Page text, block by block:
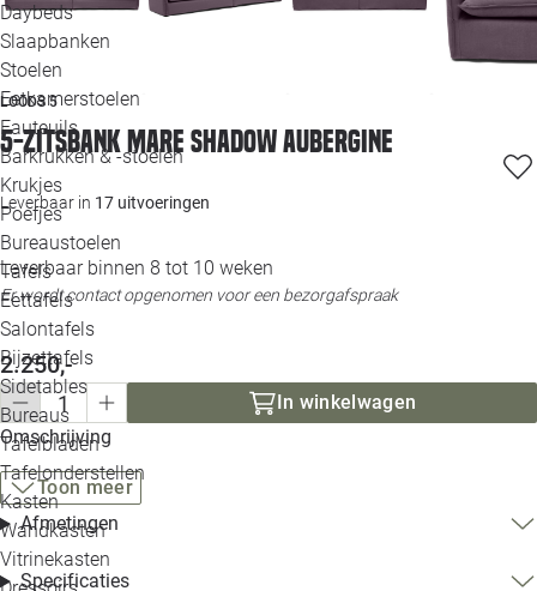
Daybeds
Slaapbanken
Stoelen
Eetkamerstoelen
Fauteuils
Barkrukken & -stoelen
Krukjes
Poefjes
Bureaustoelen
Tafels
Eettafels
Salontafels
Bijzettafels
Sidetables
Bureaus
Tafelbladen
Tafelonderstellen
Kasten
Wandkasten
Vitrinekasten
LOODS 5
5-zitsbank Mare shadow aubergine
Leverbaar in 17 uitvoeringen
Leverbaar binnen 8 tot 10 weken
Er wordt contact opgenomen voor een bezorgafspraak
2.250,-
In winkelwagen
Omschrijving
Toon meer
Afmetingen
Specificaties